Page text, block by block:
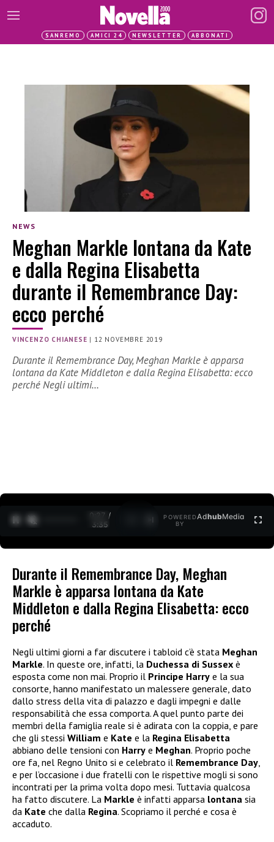
SANREMO AMICI 24 NEWSLETTER ABBONATI
NEWS
Meghan Markle lontana da Kate
e dalla Regina Elisabetta
durante il Remembrance Day:
ecco perché
VINCENZO CHIANESE | 12 NOVEMBRE 2019
Durante il Remembrance Day, Meghan Markle è apparsa
lontana da Kate Middleton e dalla Regina Elisabetta: ecco
perché Negli ultimi…
0:27 /
3:35
POWERED
BY
AdhubMedia
Durante il Remembrance Day, Meghan
Markle è apparsa lontana da Kate
Middleton e dalla Regina Elisabetta: ecco
perché
Negli ultimi giorni a far discutere i tabloid c’è stata Meghan
Markle. In queste ore, infatti, la Duchessa di Sussex è
esposta come non mai. Proprio il Principe Harry e la sua
consorte, hanno manifestato un malessere generale, dato
dallo stress della vita di palazzo e dagli impegni e dalle
responsabilità che essa comporta. A quel punto parte dei
membri della famiglia reale si è adirata con la coppia, e pare
che gli stessi William e Kate e la Regina Elisabetta
abbiano delle tensioni con Harry e Meghan. Proprio poche
ore fa, nel Regno Unito si e celebrato il Remembrance Day,
e per l’occasione i due fratelli con le rispettive mogli si sono
incontrati per la prima volta dopo mesi. Tuttavia qualcosa
ha fatto discutere. La Markle è infatti apparsa lontana sia
da Kate che dalla Regina. Scopriamo il perché e cosa è
accaduto.